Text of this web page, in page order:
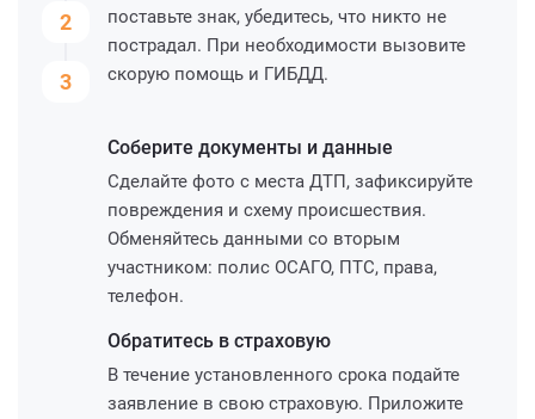
2
3
поставьте знак, убедитесь, что никто не
пострадал. При необходимости вызовите
скорую помощь и ГИБДД.
Соберите документы и данные
Сделайте фото с места ДТП, зафиксируйте
повреждения и схему происшествия.
Обменяйтесь данными со вторым
участником: полис ОСАГО, ПТС, права,
телефон.
Обратитесь в страховую
В течение установленного срока подайте
заявление в свою страховую. Приложите